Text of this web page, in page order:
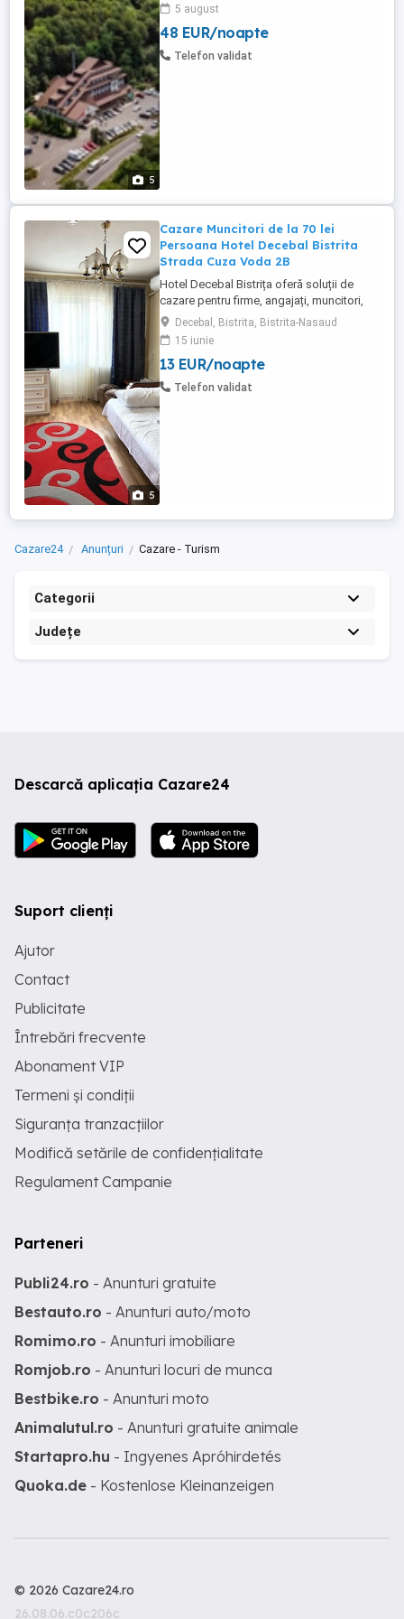
5
urilor. Locația noastră, la marginea pădurii,
între Sibiu și Brașov. Confort și
gastronomie tradițională Hotelul Fântânița
5 august
48 EUR/noapte
Telefon validat
5
Cazare Muncitori de la 70 lei
Persoana Hotel Decebal Bistrita
Strada Cuza Voda 2B
Hotel Decebal Bistrița oferă soluții de
cazare pentru firme, angajați, muncitori,
echipe de tehnicieni, delegații și
colaboratori aflați temporar în Bistrița sau
în județul Bistrița-Năsăud. Suntem un hotel
de 2 stele, situat central în Bistrița, potrivit
pentru companiile care caută cazare
Decebal, Bistrita, Bistrita-Nasaud
15 iunie
13 EUR/noapte
Telefon validat
Cazare24 Anunțuri Cazare - Turism
Categorii
Județe
Descarcă aplicația Cazare24
Suport clienți
Ajutor
Contact
Publicitate
Întrebări frecvente
Abonament VIP
Termeni și condiții
Siguranța tranzacțiilor
Modifică setările de confidențialitate
Regulament Campanie
Parteneri
Publi24.ro - Anunturi gratuite
Bestauto.ro - Anunturi auto/moto
Romimo.ro - Anunturi imobiliare
Romjob.ro - Anunturi locuri de munca
Bestbike.ro - Anunturi moto
Animalutul.ro - Anunturi gratuite animale
Startapro.hu - Ingyenes Apróhirdetés
Quoka.de - Kostenlose Kleinanzeigen
© 2026 Cazare24.ro
26.08.06.c0c206c